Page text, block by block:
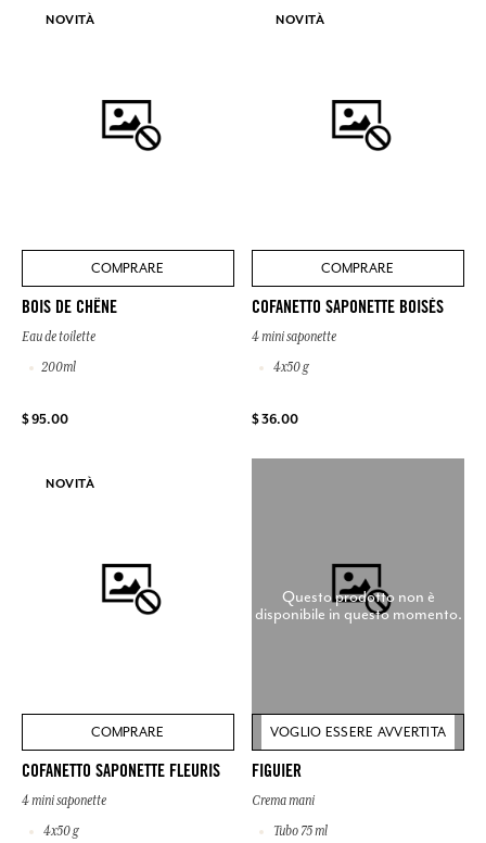
NOVITÀ
COMPRARE
BOIS DE CHÊNE
Eau de toilette
200ml
$ 95.00
NOVITÀ
COMPRARE
COFANETTO SAPONETTE BOISÉS
4 mini saponette
4x50 g
$ 36.00
NOVITÀ
COMPRARE
COFANETTO SAPONETTE FLEURIS
4 mini saponette
4x50 g
Questo prodotto non è
disponibile in questo momento.
VOGLIO ESSERE AVVERTITA
FIGUIER
Crema mani
Tubo 75 ml